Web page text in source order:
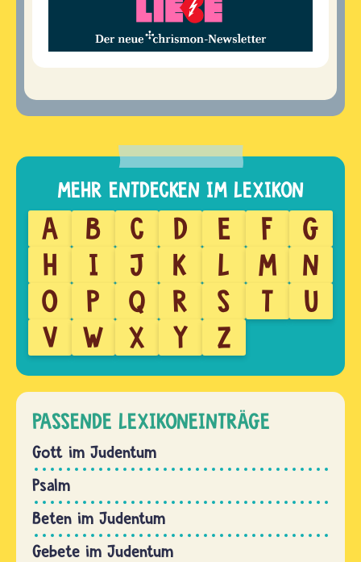
A B C D E F
G
H
I J K L M
N
O
P Q R S T
U
V
W X Y Z
PASSENDE LEXIKONEINTRÄGE
Gott im Judentum
Psalm
Beten im Judentum
Gebete im Judentum